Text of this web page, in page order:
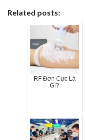
Related posts:
RF Đơn Cực Là
Gì?